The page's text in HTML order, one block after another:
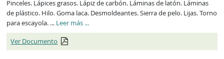
Pinceles. Lápices grasos. Lápiz de carbón. Láminas de latón. Láminas
de plástico. Hilo. Goma laca. Desmoldeantes. Sierra de pelo. Lijas. Torno
para escayola. ... Leer más ECP1716_3
...
Ver Documento